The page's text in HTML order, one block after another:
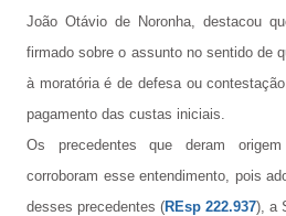
João Otávio de Noronha, destacou
firmado sobre o assunto no sentido de
à moratória é de defesa ou
pagamento das custas iniciais.
Os precedentes que deram
corroboram esse entendimento, pois
desses precedentes (REsp 222.937), a